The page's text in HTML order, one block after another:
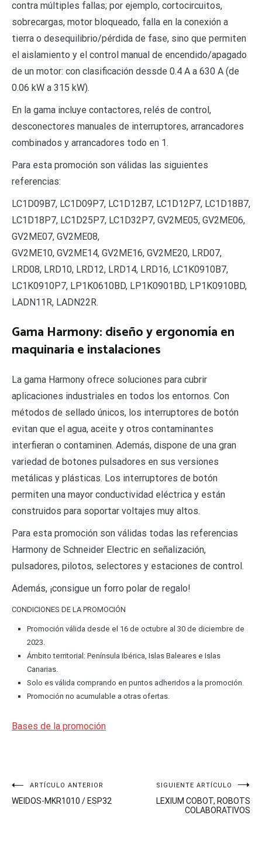
contra múltiples fallas; por ejemplo, cortocircuitos,
sobrecargas, motor bloqueado, falla en la conexión a
tierra o desequilibrio/pérdida de fase, sino que permiten
el aislamiento y el control manual de encendido/apagado
de un motor: con clasificación dessde 0.4 A a 630 A (de
0.06 kW a 315 kW).
En la gama incluye contactores, relés de control,
desconectores manuales de interruptores, arrancadores
combinados y arrancadores todo en 1.
Para esta promoción son válidas las siguientes
referencias:
LC1D09B7, LC1D09P7, LC1D12B7, LC1D12P7, LC1D18B7,
LC1D18P7, LC1D25P7, LC1D32P7, GV2ME05, GV2ME06,
GV2ME07, GV2ME08,
GV2ME10, GV2ME14, GV2ME16, GV2ME20, LRD07,
LRD08, LRD10, LRD12, LRD14, LRD16, LC1K0910B7,
LC1K0910P7, LP1K0610BD, LP1K0901BD, LP1K0910BD,
LADN11R, LADN22R.
Gama Harmony: diseño y ergonomía en
maquinaria e instalaciones
La gama Harmony ofrece soluciones para cubrir
aplicaciones industriales en todos los entornos. Con
métodos de sellado únicos, los interruptores de botón
evitan que el agua, aceite y otros contaminantes
interfieran o contaminen. Además, dispone de una gran
variedad de botones pulsadores en sus versiones
metálicas y plásticas. Los interruptores de botón
permiten una mayor conductividad eléctrica y están
construidos para soportar voltajes muy altos.
Para esta promoción son válidas todas las referencias
Harmony de Schneider Electric en señalización,
pulsadores, pilotos, selectores y estaciones de control.
Además, ¡consigue un forro polar de regalo!
CONDICIONES DE LA PROMOCIÓN
Promoción válida desde el 16 de octubre al 30 de diciembre de
2023.
Ámbito territorial: Península Ibérica, Islas Baleares e Islas
Canarias.
Solo es válida comprando en puntos adheridos a la promoción.
Promoción no acumulable a otras ofertas.
Bases de la promoción
Navegación
de
ARTÍCULO ANTERIOR
WEIDOS-MKR1010 / ESP32
SIGUIENTE ARTÍCULO
LEXIUM COBOT, ROBOTS
COLABORATIVOS